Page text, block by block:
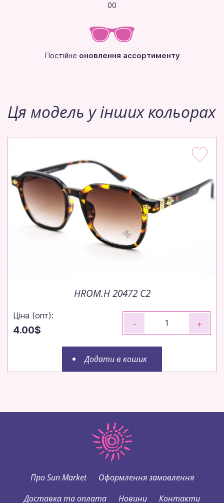
00
Постійне оновлення ассортименту
Ця модель у інших кольорах
HROM.H 20472 C2
Ціна (опт):
4.00$
- +
Додати в кошик
Про Sun Market
Оформлення замовлення
Доставка та оплата
Новини Контакти